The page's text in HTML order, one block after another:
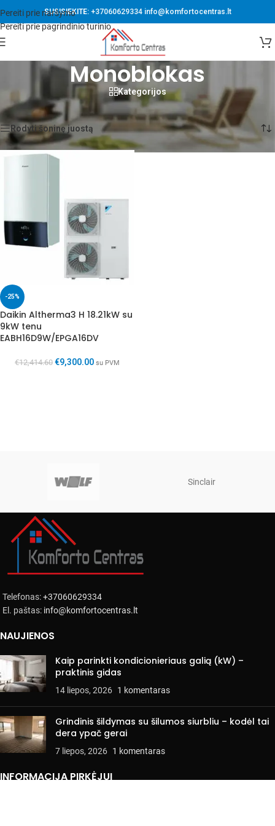
Pereiti prie naršymo
Pereiti prie pagrindinio turinio
SUSISIEKITE: +37060629334 info@komfortocentras.lt
Monoblokas
Kategorijos
Pradžia /Produktai su žymomis “Monoblokas” Rezultatų: 1
Rodyti šoninę juostą
-25%
Daikin Altherma3 H 18.21kW su
9kW tenu
EABH16D9W/EPGA16DV
€12,414.60 €9,300.00 su PVM
Sinclair
Telefonas:+37060629334
El. paštas: info@komfortocentras.lt
NAUJIENOS
Kaip parinkti kondicionieriaus galią (kW) –
praktinis gidas
14 liepos, 2026 1 komentaras
Grindinis šildymas su šilumos siurbliu – kodėl tai
dera ypač gerai
7 liepos, 2026 1 komentaras
INFORMACIJA PIRKĖJUI